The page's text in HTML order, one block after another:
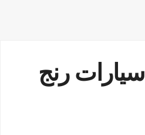
سيارات رنج